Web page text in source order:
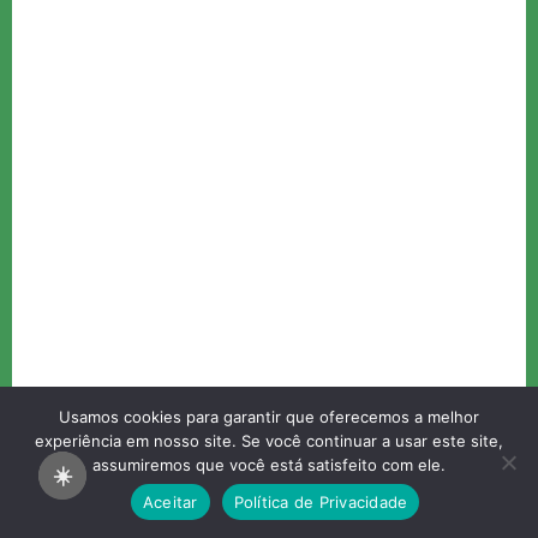
☀️
Página inicial Contato
Sobre
Política de Privacidade
Termos e Condições
A Apicultura - Todos os direitos reservados.
Copyright © 2026
Usamos cookies para garantir que oferecemos a melhor
experiência em nosso site. Se você continuar a usar este site,
assumiremos que você está satisfeito com ele.
Aceitar
Política de Privacidade